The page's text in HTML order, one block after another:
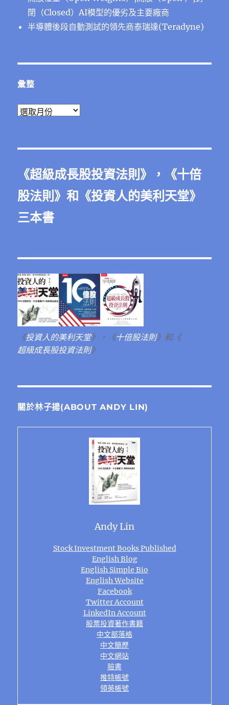
閉（Closed）AI模型的優劣及主要廠商
半導體後段⾃動測試的領先商泰瑞達(Teradyne)
彙整
彙
《超級成長股投資法則》，《十倍
股法則》和《投資人的美利天堂》
三本書
《投資人的美利天堂》，《十倍股法則》和《
超級成長股投資法則》
關於林子揚(ABOUT ANDY LIN)
Andy Lin
Stock Investment Books Published
English Blog
English Simple Bio
English Website
Facebook
Twitter Account
LinkedIn Account
股票投資著作書籍
中文部落格
中文簡歷
中文網站
臉書
推特帳號
領英帳號